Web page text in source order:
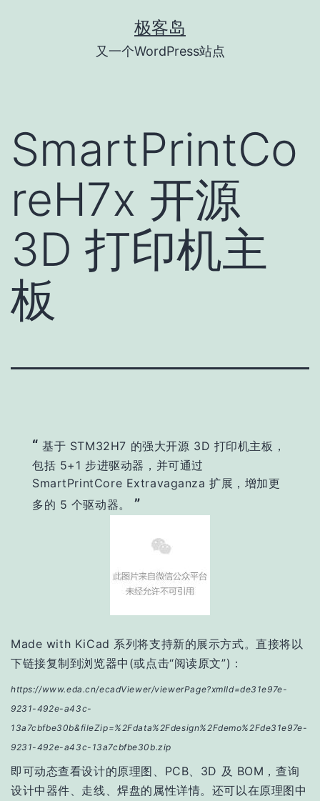
极客岛
又一个WordPress站点
SmartPrintCo
reH7x 开源
3D 打印机主
板
“ 基于 STM32H7 的强大开源 3D 打印机主板，
包括 5+1 步进驱动器，并可通过
SmartPrintCore Extravaganza 扩展，增加更
多的 5 个驱动器。”
Made with KiCad 系列将支持新的展示方式。 直接将以
下链接复制到浏览器中(或点击“阅读原文”)：
https://www.eda.cn/ecadViewer/viewerPage?xmlId=de31e97e-
9231-492e-a43c-
13a7cbfbe30b&fileZip=%2Fdata%2Fdesign%2Fdemo%2Fde31e97e-
9231-492e-a43c-13a7cbfbe30b.zip
即可动态查看设计的原理图、PCB、3D 及 BOM，查询
设计中器件、走线、焊盘的属性详情。还可以在原理图中